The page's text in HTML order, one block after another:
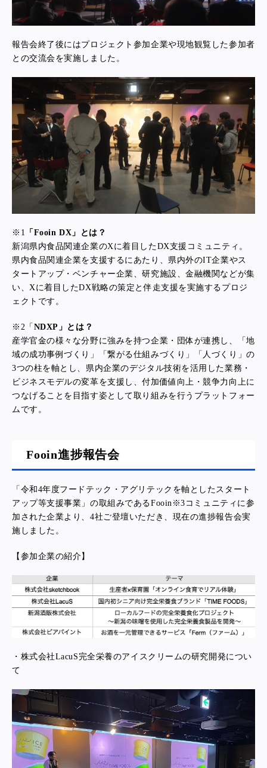
報告会終了後にはプロジェクト参加企業や現地観覧した参加者
との交流会を実施しました。
※1 「Fooin DX」とは？
新潟県内食品関連企業のXに着目したDX支援コミュニティ。
県内食品関連企業を支援するにあたり、県内外のIT企業やス
タートアップ・ベンチャー企業、研究施設、金融機関などが集
い、Xに着目したDX戦略の策定と伴走支援を実施するプロジ
ェクトです。
※2「 NDXP」とは？
産学官金の様々な分野に強みを持つ企業・団体が連携し、「地
域の成功事例づくり」「繋がる仕組みづくり」「人づくり」の
3つの柱を軸とし、県内企業のデジタル技術を活用した業務・
ビジネスモデルの変革を支援し、付加価値向上・競争力向上に
つなげることを目指す姿として取り組みを行うプラットフォー
ムです。
Fooin進捗報告会
「令和4年度フードテック・アグリテックを軸としたスタート
アップ等支援事業」の取組みであるFooin※3コミュニティに参
加された企業より、4社ご登壇いただき、現在の進捗報告会実
施しました。
【参加企業の紹介】
・株式会社LacuS完全栄養のアイスクリームの研究開発につい
て